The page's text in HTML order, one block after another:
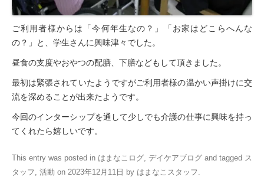
浜松とよおか病院 健康管理センター
豊橋元町病院 健康管理センター
ご利用者様からは「今何年生なの？」「お家はどこらへんな
の？」と、学生さんに興味津々でした。
昼食の支度やおやつの配膳、下膳などもして頂きました。
最初は緊張されていたようですがご利用者様の温かい声掛けに交
流を深めることが出来たようです。
今回のインターシップを通して少しでも介護の仕事に興味を持っ
てくれたら嬉しいです。
This entry was posted in はまなこログ, デイケアブログ and tagged ス
タッフ, 活動 on 2023年12月11日 by はまなこスタッフ.